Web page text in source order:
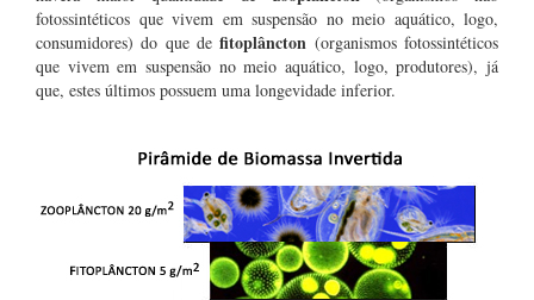
fotossintéticos que vivem em suspensão no meio aquático, logo,
consumidores) do que defitoplâncton (organismos fotossintéticos
que vivem em suspensão no meio aquático, logo, produtores), já
que, estes últimos possuem uma longevidade inferior.